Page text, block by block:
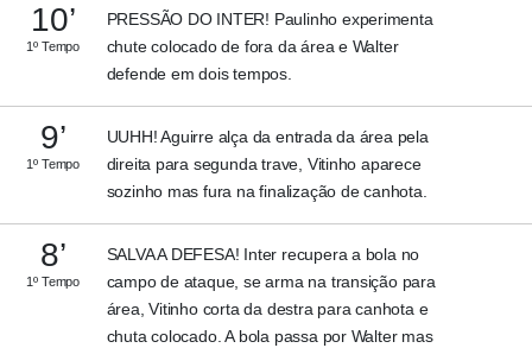
10’
1º Tempo
PRESSÃO DO INTER! Paulinho experimenta
chute colocado de fora da área e Walter
defende em dois tempos.
9’
1º Tempo
UUHH! Aguirre alça da entrada da área pela
direita para segunda trave, Vitinho aparece
sozinho mas fura na finalização de canhota.
8’
1º Tempo
SALVA A DEFESA! Inter recupera a bola no
campo de ataque, se arma na transição para
área, Vitinho corta da destra para canhota e
chuta colocado. A bola passa por Walter mas